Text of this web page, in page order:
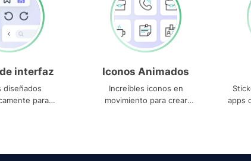
interfaz
diseñados
para
Iconos Animados
Increíbles iconos en
movimiento para crear
apps